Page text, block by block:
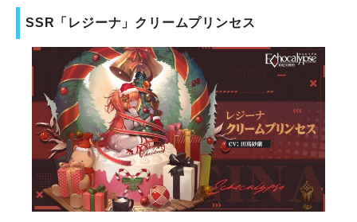
SSR「レジーナ」クリームプリンセス